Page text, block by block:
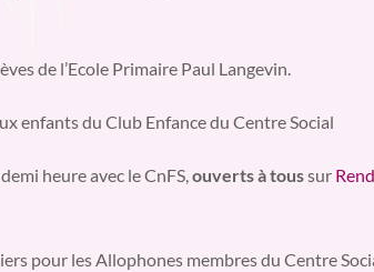
de l’Ecole Primaire Paul Langevin.
enfants du Club Enfance du Centre Social
heure avec le CnFS, ouverts à toussur
pour les Allophones membres du Centre